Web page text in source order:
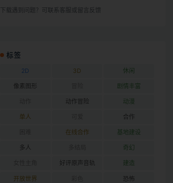
下载遇到问题？可联系客服或留言反馈
标签
2D 3D 休闲
像素图形 剧情丰富
动作冒险 动漫
单人 合作
在线合作 基地建设
多人 奇幻
好评原声音轨 建造
开放世界 恐怖